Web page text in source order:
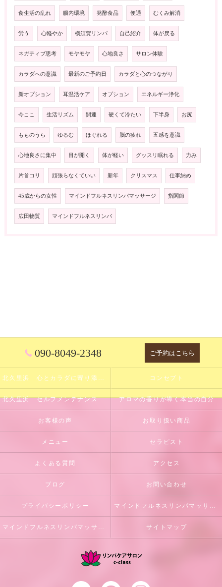
食生活の乱れ 腸内環境 発酵食品 便通 むくみ解消
労う 心軽やか 横須賀リンパ 自己紹介 体が戻る
ネガティブ思考 モヤモヤ 心地良さ サロン体験
カラダへの意識 最新のご予約日 カラダと心のつながり
新オプション 耳温活ケア オプション エネルギー浄化
今ここ 生活リズム 開運 硬くて冷たい 下半身 お尻
もものうら ゆるむ ほぐれる 脳の疲れ 五感を意識
心地良さに集中 目が開く 体が軽い グッスリ眠れる 力み
片首コリ 頑張らなくていい 新年 クリスマス 仕事納め
45歳からの女性 マインドフルネスリンパマッサージ 指関節
広田物質 マインドフルネスリンパ
090-8049-2348 ご予約はこちら
北久里浜 心とカラダに寄り添うサロン コンセプト
北久里浜 セルフメンテナンスのサポート アロマの香りが導く本当の自分
お客様の声 お取り扱い商品
メニュー セラピスト
よくある質問 アクセス
ブログ お問い合わせ
プライバシーポリシー マインドフルネスリンパマッサージとは
マインドフルネスリンパマッサージ初回体験のご案内 サイトマップ